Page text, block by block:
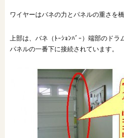
オンライン
ワイヤーはバネの力とパネルの重さを
上部は、バネ（ﾄｰｼｮﾝﾊﾞｰ）端部のドラ
パネルの一番下に接続されています。